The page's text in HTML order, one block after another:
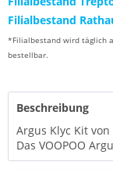
Filialbestand
*Filialbestand wird täglich
bestellbar.
Beschreibung
Argus Klyc Kit
Das VOOPOO